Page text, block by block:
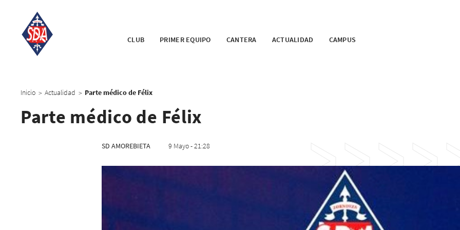
CLUB PRIMER EQUIPO CANTERA ACTUALIDAD CAMPUS
Inicio > Actualidad > Parte médico de Félix
Parte médico de Félix
SD AMOREBIETA 9 Mayo - 21:28